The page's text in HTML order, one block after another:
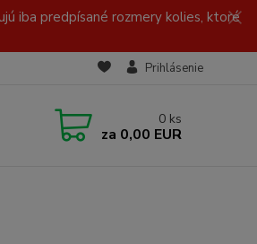
iba predpísané rozmery kolies, ktoré
Prihlásenie
0 ks
za 0,00 EUR